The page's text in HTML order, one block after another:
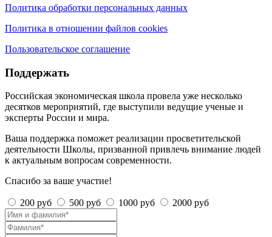
Политика обработки персональных данных
Политика в отношении файлов cookies
Пользовательское соглашение
Поддержать
Российская экономическая школа провела уже несколько
десятков мероприятий, где выступили ведущие ученые и
эксперты России и мира.
Ваша поддержка поможет реализации просветительской
деятельности Школы, призванной привлечь внимание людей
к актуальным вопросам современности.
Спасибо за ваше участие!
200 руб 500 руб 1000 руб 2000 руб